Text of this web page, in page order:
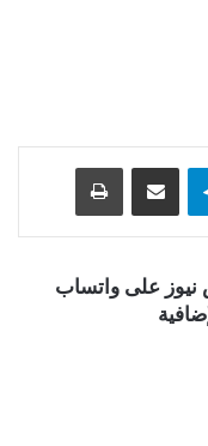
تيلقرام
نيوز على واتساب